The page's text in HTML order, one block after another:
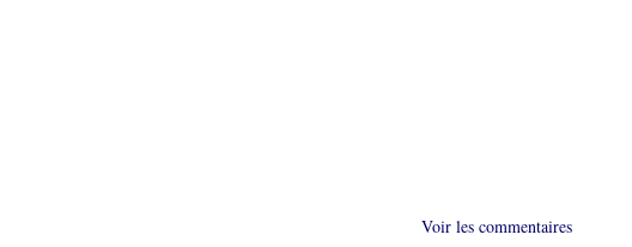
Voir les commentaires